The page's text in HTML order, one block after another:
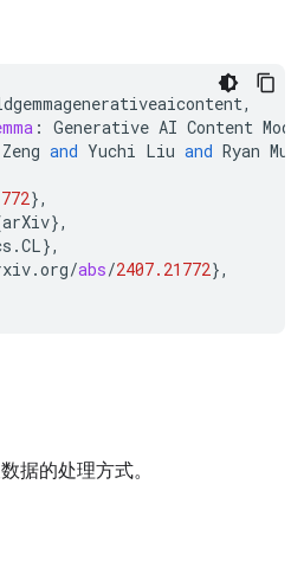
,
: Generative AI Content
Zeng and Yuchi Liu and Ryan
},
arXiv},
.CL},
.org/abs/2407.21772},
据的处理方式。